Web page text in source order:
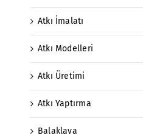
Atkı İmalatı
Atkı Modelleri
Atkı Üretimi
Atkı Yaptırma
Balaklava